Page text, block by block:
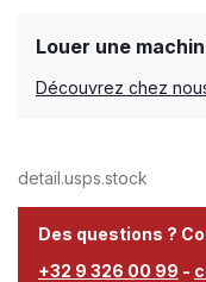
Louer une
Découvrez chez
detail.usps.stock
Des questions ?
+32 9 326 00 99 -